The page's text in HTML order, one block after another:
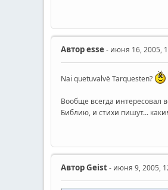
Авторesse- июня 16, 2005,
Nai quetuvalvё Tarquesten?
Вообще всегда интересовал
Библию, и стихи пишут...
АвторGeist- июня 9, 2005,